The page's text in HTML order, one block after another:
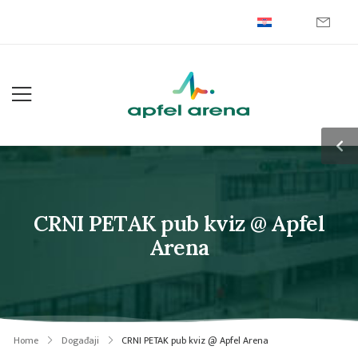
CRNI PETAK pub kviz @ Apfel
Arena
Home Događaji CRNI PETAK pub kviz @ Apfel Arena